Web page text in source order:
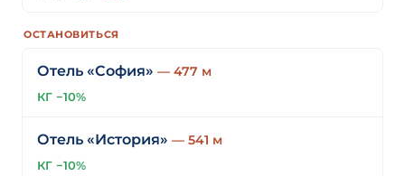
ОСТАНОВИТЬСЯ
Отель «София» — 477 м
КГ −10%
Отель «История» — 541 м
КГ −10%